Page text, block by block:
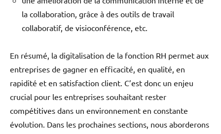
la collaboration, grâce à des outils de travail
collaboratif, de visioconférence, etc.
En résumé, la digitalisation de la fonction RH permet aux
entreprises de gagner en efficacité, en qualité, en
rapidité et en satisfaction client. C’est donc un enjeu
crucial pour les entreprises souhaitant rester
compétitives dans un environnement en constante
évolution. Dans les prochaines sections, nous aborderons